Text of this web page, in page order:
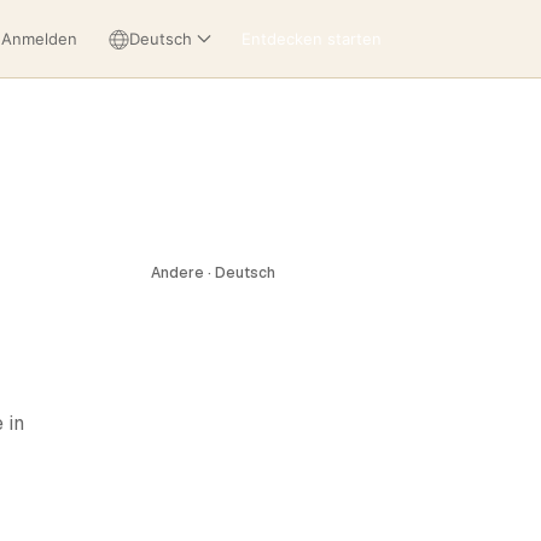
Entdecken starten
Anmelden Deutsch
Andere · Deutsch
in